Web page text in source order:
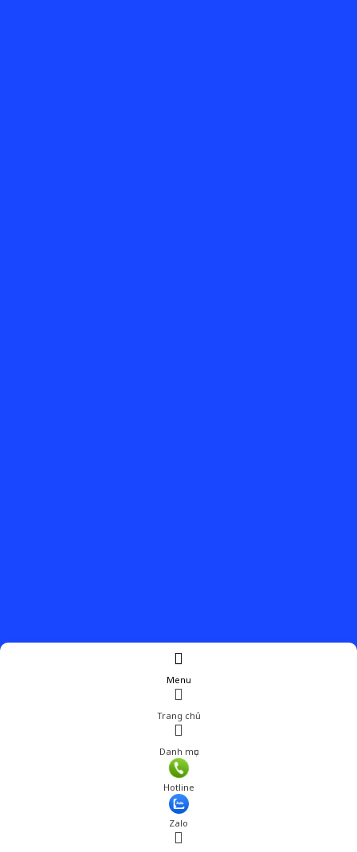
Menu
Trang chủ
Danh mục
Hotline
Zalo